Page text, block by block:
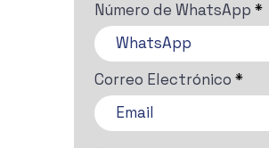
Número de WhatsApp
Correo Electrónico